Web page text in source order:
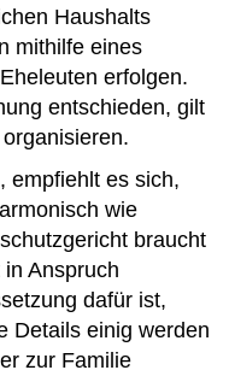
Haushalts
mithilfe eines
erfolgen.
entschieden, gilt
empfiehlt es sich,
wie
braucht
Anspruch
dafür ist,
Details einig werden
zur Familie